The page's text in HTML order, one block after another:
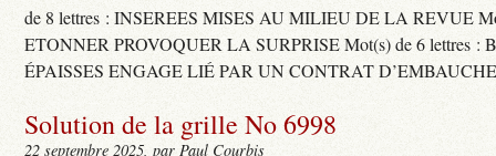
de 8 lettres : INSEREES MISES AU MILIEU DE LA REVUE
ETONNER PROVOQUER LA SURPRISE Mot(s) de 6 lettres :
ÉPAISSES ENGAGE LIÉ PAR UN CONTRAT
Solution de la grille No 6998
22 septembre 2025, par Paul Courbis